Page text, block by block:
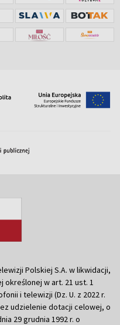
Polskiej S.A. w likwidacji,
określonej w art. 21 ust. 1
i telewizji (Dz. U. z 2022 r.
udzielenie dotacji celowej, o
29 grudnia 1992 r. o